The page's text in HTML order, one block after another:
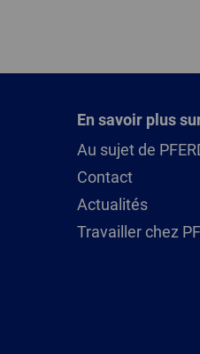
En savoir plus
Au sujet de
Contact
Actualités
Travailler chez